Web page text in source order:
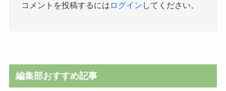
コメントを投稿するには ログイン してください。
編集部おすすめ記事